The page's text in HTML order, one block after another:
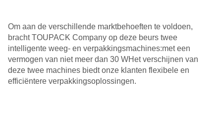
Om aan de verschillende marktbehoeften te voldoen,
bracht TOUPACK Company op deze beurs twee
intelligente weeg- en verpakkingsmachines:met een
vermogen van niet meer dan 30 WHet verschijnen van
deze twee machines biedt onze klanten flexibele en
efficiëntere verpakkingsoplossingen.